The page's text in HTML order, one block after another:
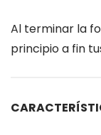
Al terminar la
principio a fin